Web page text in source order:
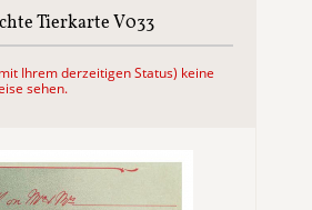
Tierkarte V033
Ihrem derzeitigen Status) keine
sehen.